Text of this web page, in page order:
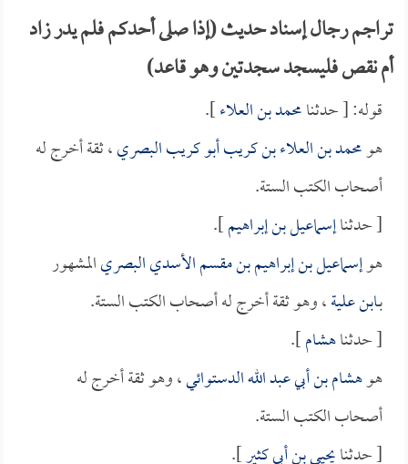
تراجم رجال إسناد حديث (إذا صلى أحدكم فلم يدر زاد
أم نقص فليسجد سجدتين وهو قاعد)
قوله: [ حدثنامحمد بن العلاء].
هومحمد بن العلاء بن كريب أبو كريب البصري، ثقة أخرج له
أصحاب الكتب الستة.
[ حدثناإسماعيل بن إبراهيم].
هوإسماعيل بن إبراهيم بن مقسم الأسدي البصريالمشهور
بـابن علية، وهو ثقة أخرج له أصحاب الكتب الستة.
[ حدثناهشام].
هوهشام بن أبي عبد الله الدستوائي، وهو ثقة أخرج له
أصحاب الكتب الستة.
[ حدثنايحيى بن أبي كثير].